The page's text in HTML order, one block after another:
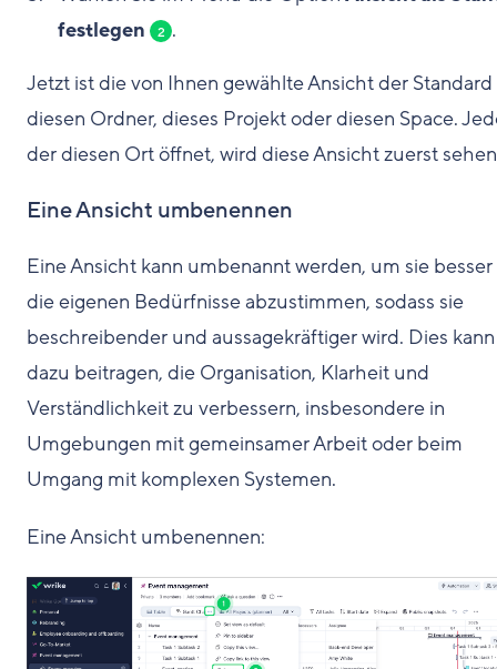
festlegen
2 .
Jetzt ist die von Ihnen gewählte Ansicht der
diesen Ordner, dieses Projekt oder diesen Space.
der diesen Ort öffnet, wird diese Ansicht zuerst
Eine Ansicht umbenennen
Eine Ansicht kann umbenannt werden, um sie
die eigenen Bedürfnisse abzustimmen, sodass sie
beschreibender und aussagekräftiger wird. Dies kann
dazu beitragen, die Organisation, Klarheit und
Verständlichkeit zu verbessern, insbesondere in
Umgebungen mit gemeinsamer Arbeit oder beim
Umgang mit komplexen Systemen.
Eine Ansicht umbenennen: